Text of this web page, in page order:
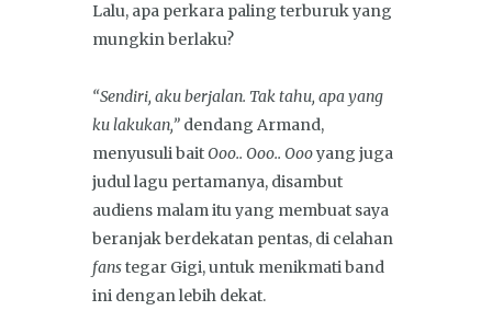
Lalu, apa perkara paling terburuk yang
mungkin berlaku?
“Sendiri, aku berjalan. Tak tahu, apa yang
ku lakukan,” dendang Armand,
menyusuli baitOoo.. Ooo.. Oooyang juga
judul lagu pertamanya, disambut
audiens malam itu yang membuat saya
beranjak berdekatan pentas, di celahan
fanstegar Gigi, untuk menikmati band
ini dengan lebih dekat.